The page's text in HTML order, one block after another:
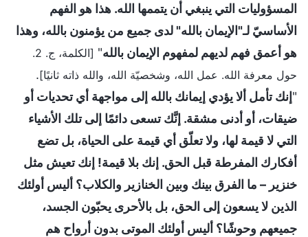
المسؤوليات التي ينبغي أن يتممها الله. هذا هو الفهم
الأساسيّ لـ"الإيمان بالله" لدى جميع من يؤمنون بالله، وهذا
هو أعمق فهم لديهم لمفهوم الإيمان بالله"
[الكلمة، ج. 2.
حول معرفة الله. عمل الله، وشخصيّة الله، والله ذاته ثانيًا].
"إنك تأمل ألا يؤدي إيمانك بالله إلى مواجهة أي تحديات أو
ضيقات، أو أدنى مشقة. إنَّك تسعى دائمًا إلى تلك الأشياء
التي لا قيمة لها، ولا تعلّق أي قيمة على الحياة، بل تضع
أفكارك المفرطة قبل الحق. إنك بلا قيمة! إنك تعيش مثل
خنزير – ما الفرق بينك وبين الخنازير والكلاب؟ أليس أولئك
الذين لا يسعون إلى الحق، بل بالأحرى يحبّون الجسد،
جميعهم وحوشًا؟ أليس أولئك الموتى بدون أرواح هم